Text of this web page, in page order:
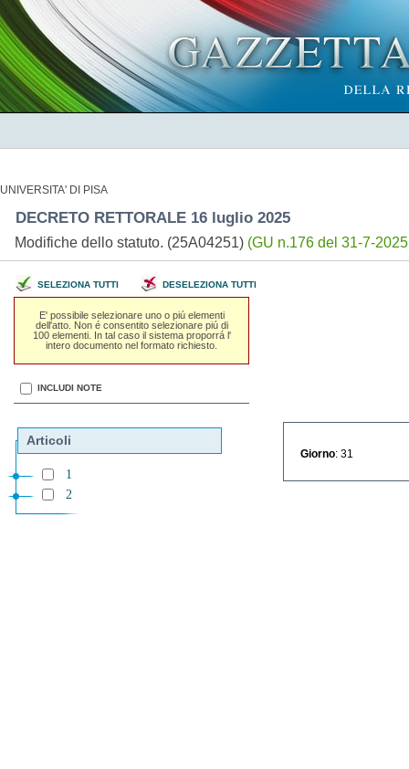
UNIVERSITA' DI PISA
DECRETO RETTORALE 16 luglio 2025
Modifiche dello statuto. (25A04251) (GU n.176 del 31-7-
SELEZIONA TUTTI DESELEZIONA TUTTI
E' possibile selezionare uno o piú elementi
dell'atto. Non é consentito selezionare piú di
100 elementi. In tal caso il sistema proporrá l'
intero documento nel formato richiesto.
INCLUDI NOTE
Articoli
1
2
Giorno : 31